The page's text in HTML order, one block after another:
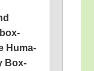
Huma­
Box­